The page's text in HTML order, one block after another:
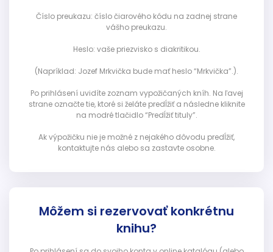
Číslo preukazu: číslo čiarového kódu na zadnej strane
vášho preukazu.
Heslo: vaše priezvisko s diakritikou.
(Napríklad: Jozef Mrkvička bude mať heslo “Mrkvička”.).
Po prihlásení uvidíte zoznam vypožičaných kníh. Na ľavej
strane označte tie, ktoré si želáte predĺžiť a následne kliknite
na modré tlačidlo “Predĺžiť tituly”.
Ak výpožičku nie je možné z nejakého dôvodu predĺžiť,
kontaktujte nás alebo sa zastavte osobne.
Môžem si rezervovať konkrétnu
knihu?